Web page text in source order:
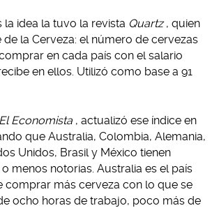
la idea la tuvo la revista Quartz , quien
de la Cerveza: el número de cervezas
en cada país con el salario
en ellos. Utilizó como base a 91
El Economista , actualizó ese índice en
que Australia, Colombia, Alemania,
Unidos, Brasil y México tienen
menos notorias. Australia es el país
comprar más cerveza con lo que se
ocho horas de trabajo, poco más de